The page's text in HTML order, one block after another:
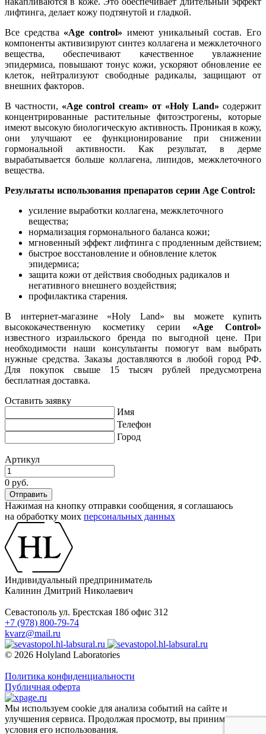
лифтинга, делает кожу подтянутой и гладкой.
Все средства «Age control» имеют уникальный состав. Его
компоненты активизируют синтез коллагена и межклеточного
вещества, обеспечивают качественное увлажнение
эпидермиса, повышают тонус кожи, ускоряют обновление ее
клеток, нейтрализуют свободные радикалы, защищают от
внешних факторов.
В частности, «Age control cream» от «Holy Land» содержит
концентрированные растительные фитоэстрогены, которые
имеют высокую биологическую активность. Проникая в кожу,
они улучшают ее функционирование при снижении
гормональной активности. Как результат, в дерме
вырабатывается больше коллагена, липидов, межклеточного
вещества.
Результаты использования препаратов серии Age Control:
усиление выработки коллагена, межклеточного
вещества;
нормализация гормонального баланса кожи;
мгновенный эффект лифтинга с продленным действием;
быстрое восстановление и обновление клеток
эпидермиса;
защита кожи от действия свободных радикалов и
негативного внешнего воздействия;
профилактика старения.
В интернет-магазине «Holy Land» вы можете купить
высококачественную косметику серии «Age Control»
известного израильского бренда по выгодной цене. При
необходимости наши консультанты помогут вам выбрать
нужные средства. Заказы доставляются в любой город РФ.
Для покупок свыше 15 тысяч рублей предусмотрена
бесплатная доставка.
Оставить заявку
Имя
Телефон
Город
Артикул
0 руб.
Нажимая на кнопку отправки сообщения, я соглашаюсь
на обработку моих персональных данных
Индивидуальный предприниматель
Калинин Дмитрий Николаевич
Севастополь ул. Брестская 18б офис 312
+7 (978) 800-79-74
kvarz@mail.ru
© 2026 Holyland Laboratories
Политика конфиденциальности
Публичная оферта
Мы используем cookie для анализа событий на сайте и
улучшения сервиса. Продолжая просмотр, вы принимаете
условия его использования.